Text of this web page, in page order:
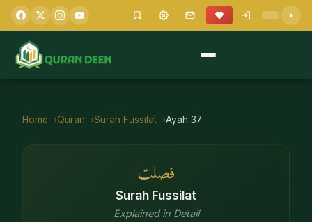
Home Quran Surah Fussilat Ayah 37
فصلت
Surah Fussilat
Explained in Detail